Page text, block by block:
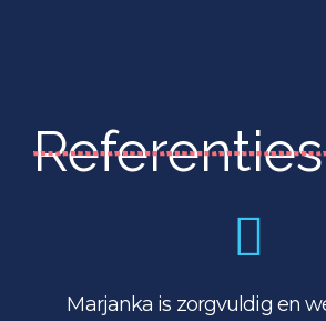
Referenties
Marjanka is zorgvuldig en